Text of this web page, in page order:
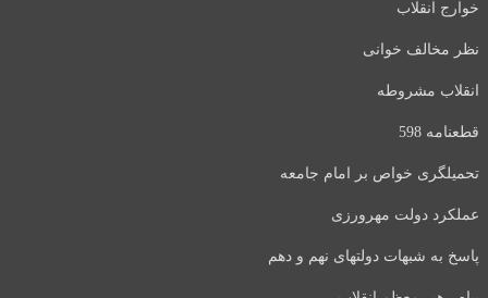
خوارج انقلاب
نظر مخالف خوانی
انقلاب مشروطه
قطعنامه 598
تحمیلگری خواص بر امام جامعه
عملکرد دولت مهرورزی
پاسخ به شبهات دولتهای نهم و دهم